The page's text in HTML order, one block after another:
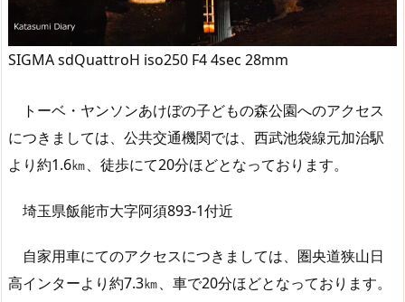
SIGMA sdQuattroH iso250 F4 4sec 28mm
トーベ・ヤンソンあけぼの子どもの森公園へのアクセス
につきましては、公共交通機関では、西武池袋線元加治駅
より約1.6㎞、徒歩にて20分ほどとなっております。
埼玉県飯能市大字阿須893-1付近
自家用車にてのアクセスにつきましては、圏央道狭山日
高インターより約7.3㎞、車で20分ほどとなっております。